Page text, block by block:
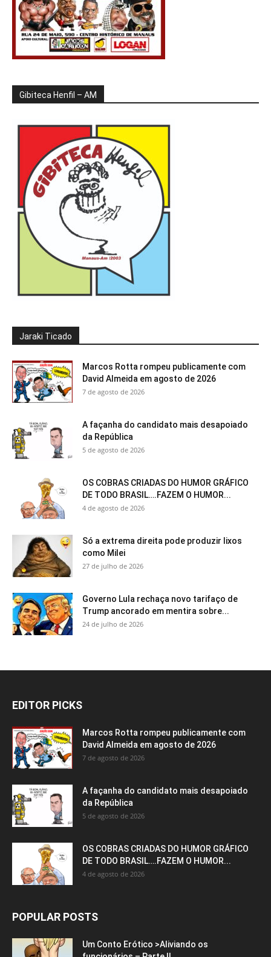
Gibiteca Henfil – AM
Jaraki Ticado
Marcos Rotta rompeu publicamente com
David Almeida em agosto de 2026
7 de agosto de 2026
A façanha do candidato mais desapoiado
da República
5 de agosto de 2026
OS COBRAS CRIADAS DO HUMOR GRÁFICO
DE TODO BRASIL….FAZEM O HUMOR...
4 de agosto de 2026
Só a extrema direita pode produzir lixos
como Milei
27 de julho de 2026
Governo Lula rechaça novo tarifaço de
Trump ancorado em mentira sobre...
24 de julho de 2026
EDITOR PICKS
Marcos Rotta rompeu publicamente com
David Almeida em agosto de 2026
7 de agosto de 2026
A façanha do candidato mais desapoiado
da República
5 de agosto de 2026
OS COBRAS CRIADAS DO HUMOR GRÁFICO
DE TODO BRASIL….FAZEM O HUMOR...
4 de agosto de 2026
POPULAR POSTS
Um Conto Erótico >Aliviando os